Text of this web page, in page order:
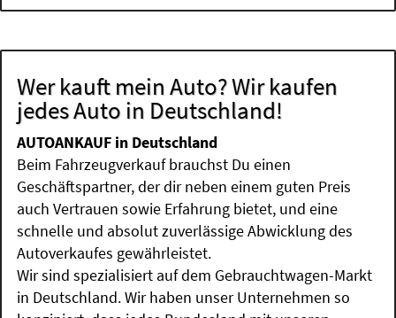
Wer kauft mein Auto? Wir kaufen
jedes Auto in Deutschland!
AUTOANKAUF in Deutschland
Beim Fahrzeugverkauf brauchst Du einen
Geschäftspartner, der dir neben einem guten Preis
auch Vertrauen sowie Erfahrung bietet, und eine
schnelle und absolut zuverlässige Abwicklung des
Autoverkaufes gewährleistet.
Wir sind spezialisiert auf dem Gebrauchtwagen-Markt
in Deutschland. Wir haben unser Unternehmen so